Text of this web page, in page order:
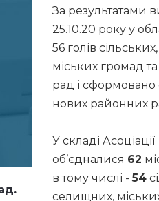
За результатами
25.10.20 року у
56 голів
міських громад
рад і сформовано
нових районних
У складі Асоціації
об’єдналися 62
в тому числі -54
селищних,